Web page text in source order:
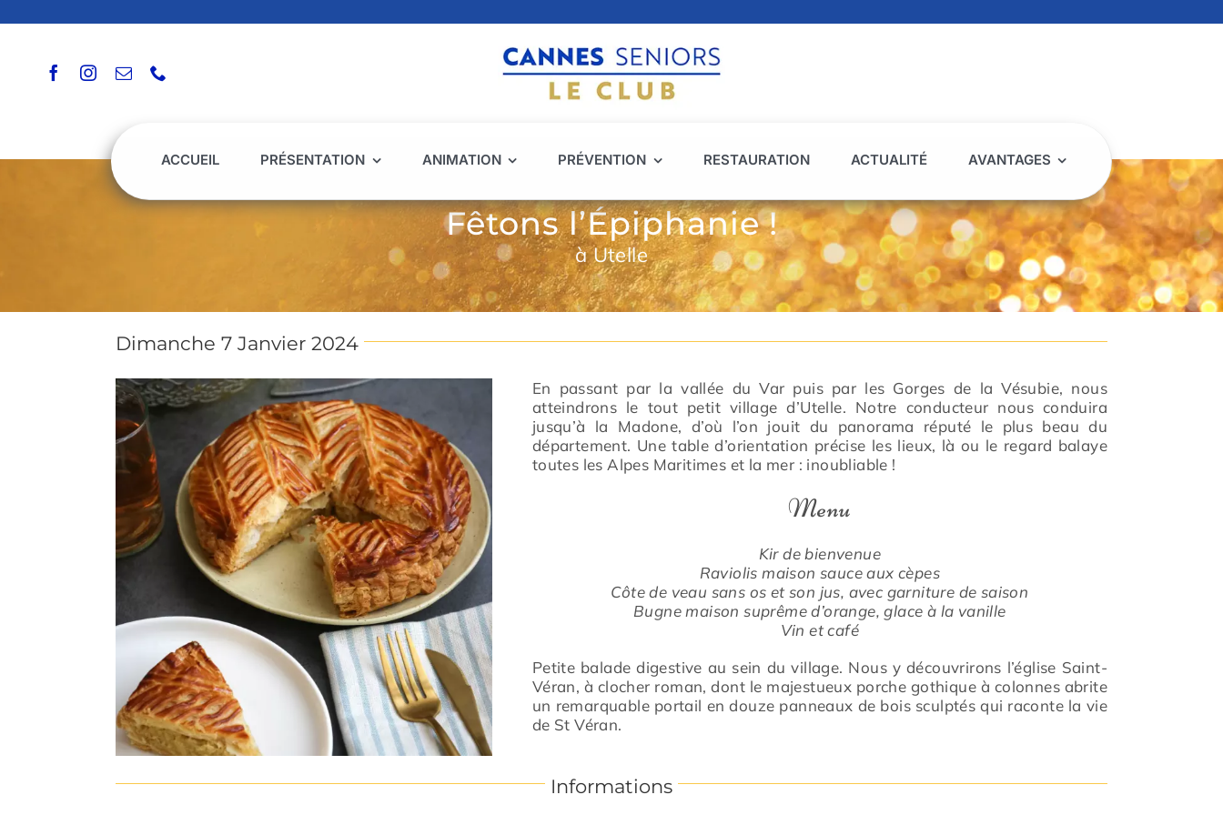
au
ACCUEIL PRÉSENTATION ANIMATION PRÉVENTION RESTAURATION ACTUALITÉ AVANTAGES
Fêtons l’Épiphanie !
à Utelle
Dimanche 7 Janvier 2024
En passant par la vallée du Var puis par les Gorges de la Vésubie, nous
atteindrons le tout petit village d’Utelle. Notre conducteur nous conduira
jusqu’à la Madone, d’où l’on jouit du panorama réputé le plus beau du
département. Une table d’orientation précise les lieux, là ou le regard balaye
toutes les Alpes Maritimes et la mer : inoubliable !
Menu
Kir de bienvenue
Raviolis maison sauce aux cèpes
Côte de veau sans os et son jus, avec garniture de saison
Bugne maison suprême d’orange, glace à la vanille
Vin et café
Petite balade digestive au sein du village. Nous y découvrirons l’église Saint-
Véran, à clocher roman, dont le majestueux porche gothique à colonnes abrite
un remarquable portail en douze panneaux de bois sculptés qui raconte la vie
de St Véran.
Informations